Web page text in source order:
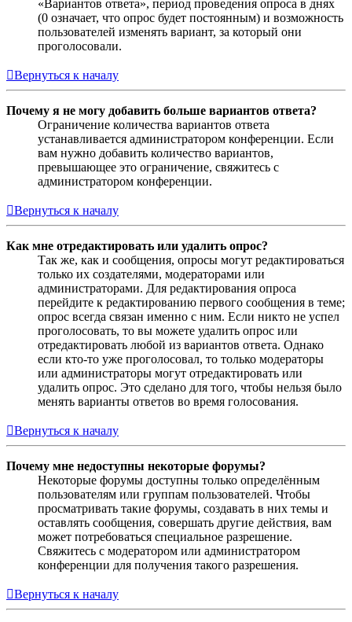
«Вариантов ответа», период проведения опроса в днях
(0 означает, что опрос будет постоянным) и возможность
пользователей изменять вариант, за который они
проголосовали.
Вернуться к началу
Почему я не могу добавить больше вариантов ответа?
Ограничение количества вариантов ответа
устанавливается администратором конференции. Если
вам нужно добавить количество вариантов,
превышающее это ограничение, свяжитесь с
администратором конференции.
Вернуться к началу
Как мне отредактировать или удалить опрос?
Так же, как и сообщения, опросы могут редактироваться
только их создателями, модераторами или
администраторами. Для редактирования опроса
перейдите к редактированию первого сообщения в теме;
опрос всегда связан именно с ним. Если никто не успел
проголосовать, то вы можете удалить опрос или
отредактировать любой из вариантов ответа. Однако
если кто-то уже проголосовал, то только модераторы
или администраторы могут отредактировать или
удалить опрос. Это сделано для того, чтобы нельзя было
менять варианты ответов во время голосования.
Вернуться к началу
Почему мне недоступны некоторые форумы?
Некоторые форумы доступны только определённым
пользователям или группам пользователей. Чтобы
просматривать такие форумы, создавать в них темы и
оставлять сообщения, совершать другие действия, вам
может потребоваться специальное разрешение.
Свяжитесь с модератором или администратором
конференции для получения такого разрешения.
Вернуться к началу